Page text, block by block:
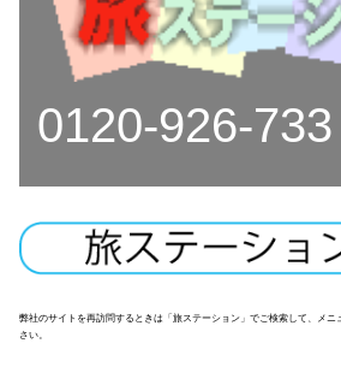
0120-926-733
弊社のサイトを再訪問するときは「旅ステーション」でご検索して、メ
さい。